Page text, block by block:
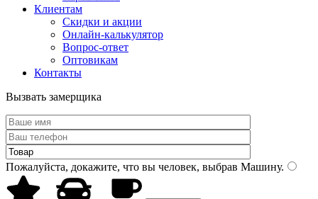
Клиентам
Скидки и акции
Онлайн-калькулятор
Вопрос-ответ
Оптовикам
Контакты
Вызвать замерщика
Пожалуйста, докажите, что вы человек, выбрав Машину.